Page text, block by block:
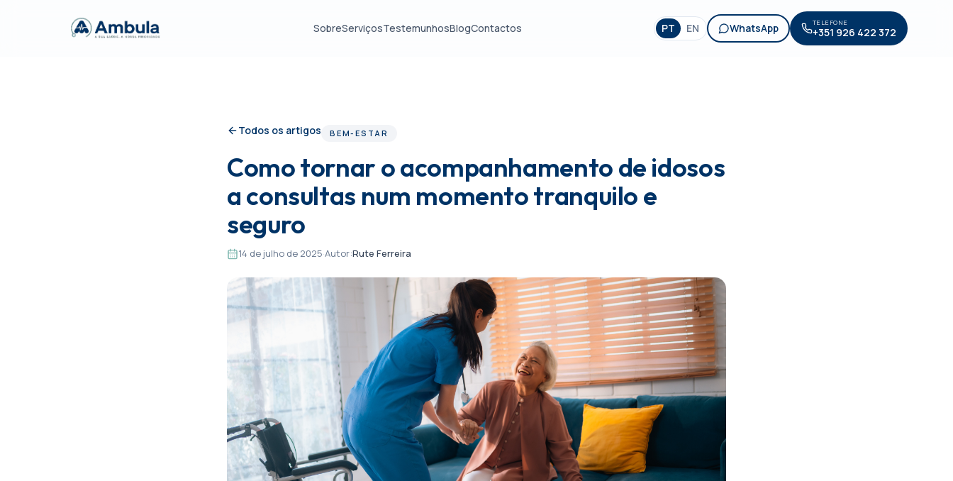
SobreServiçosTestemunhosBlogContactos PT EN WhatsApp TELEFONE
+351 926 422 372
Todos os artigos BEM-ESTAR
Como tornar o acompanhamento de idosos
a consultas num momento tranquilo e
seguro
14 de julho de 2025·Autor:Rute Ferreira